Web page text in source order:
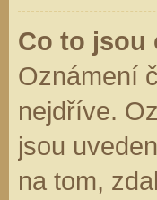
Co to jsou
Oznámení
nejdříve.
jsou
na tom,